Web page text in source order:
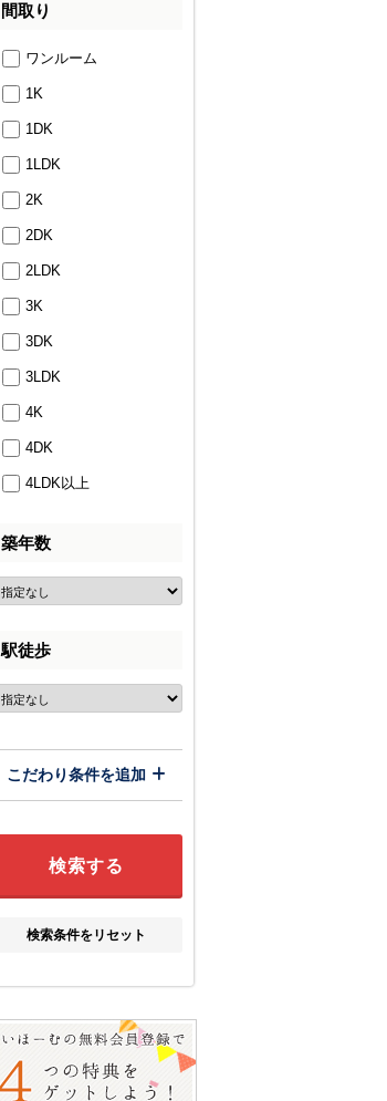
間取り
ワンルーム
1K
1DK
1LDK
2K
2DK
2LDK
3K
3DK
3LDK
4K
4DK
4LDK以上
築年数
駅徒歩
こだわり条件を追加
検索条件をリセット